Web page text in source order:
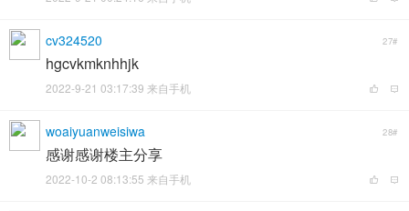
cv324520 27#
hgcvkmknhhjk
2022-9-21 03:17:39 来自手机
woaiyuanweisiwa 28#
感谢感谢楼主分享
2022-10-2 08:13:55 来自手机